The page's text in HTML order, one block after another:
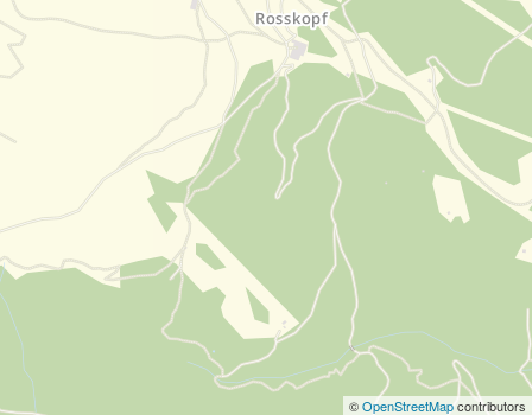
©OpenStreetMapcontributors